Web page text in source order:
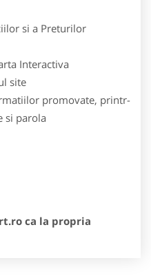
si a Preturilor
Interactiva
site
promovate, printr-
si parola
ca la propria